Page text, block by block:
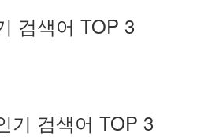
검색어 TOP 3
기 검색어 TOP 3